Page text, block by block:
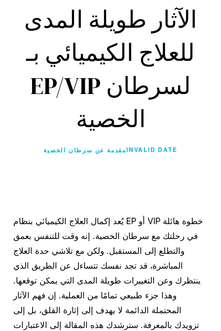
الآثار طويلة المدى
للعلاج الكيميائي بـ
EP/VIP لسرطان
الخصية
مقدمة عن سرطان الخصيةINVALID DATE
يُعد إكمال العلاج الكيميائي بنظام EP أو VIP خطوة هائلة
في رحلتك مع سرطان الخصية. إنه وقت للتنفس بعمق
والتطلع إلى المستقبل. ولكن مع تلاشي حدة العلاج
المباشرة، قد تجد نفسك تتساءل عن الطريق الذي
ينتظرك وعن التغييرات طويلة المدى التي يمكن توقعها.
وهذا جزء طبيعي تمامًا من العملية. إن فهم الآثار
المحتملة الدائمة لا يهدف إلى إثارة القلق، بل إلى
تزويدك بالمعرفة. سترشدك هذه المقالة إلى الاعتبارات